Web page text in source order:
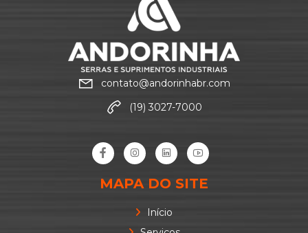
contato@andorinhabr.com
(19) 3027-7000
MAPA DO SITE
Início